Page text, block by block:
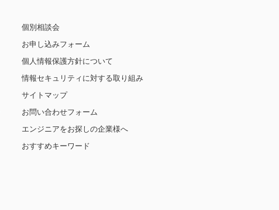
個別相談会
お申し込みフォーム
個人情報保護方針について
情報セキュリティに対する取り組み
サイトマップ
お問い合わせフォーム
エンジニアをお探しの企業様へ
おすすめキーワード